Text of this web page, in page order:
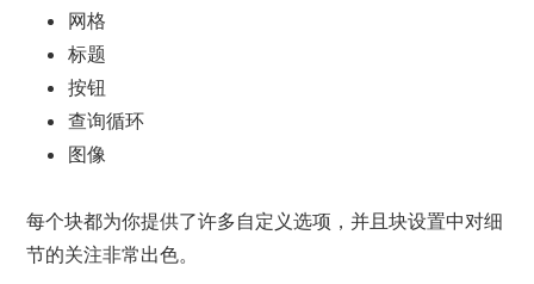
网格
标题
按钮
查询循环
图像
每个块都为你提供了许多自定义选项，并且块设置中对细
节的关注非常出色。